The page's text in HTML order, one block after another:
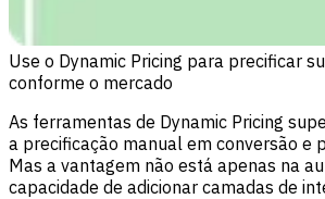
Use o Dynamic Pricing para precificar
conforme o mercado
As ferramentas de Dynamic Pricing
a precificação manual em conversão e
Mas a vantagem não está apenas na
capacidade de adicionar camadas de